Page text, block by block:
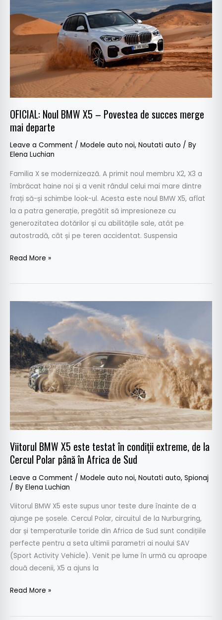
OFICIAL: Noul BMW X5 – Povestea de succes merge
mai departe
Leave a Comment / Modele auto noi, Noutati auto / By
Elena Luchian
Familia X se modernizează. A primit noul membru X2, X3 a
îmbrăcat haine noi și a venit rândul celui mai mare dintre
frați să-și schimbe look-ul. Acesta este noul BMW X5, aflat
la a patra generație, pregătit să impresioneze cu
generozitatea dotărilor și cu abilitățile sale, atât pe
autostradă, cât și pe teren accidentat. Suspensia
–
Povestea
succes
merge
departe
Read More »
Viitorul BMW X5 este testat în condiții extreme, de la
Cercul Polar până în Africa de Sud
Leave a Comment / Modele auto noi, Noutati auto, Spionaj
/ By Elena Luchian
Viitorul BMW X5 este supus unor teste dure înainte de a
ajunge pe șosele. Cercul Polar, circuitul de la Nurburgring,
dar și temperaturile toride din Africa de Sud sunt condițiile
perfecte pentru a seta ultimii parametri ai noului SAV
(Sport Activity Vehicle). Venit pe lume în urmă cu aproape
două decenii, X5 a ajuns la
X5
este
testat
în
condiții
extreme,
de
la
Cercul
Polar
până
Africa
de
Sud
Read More »